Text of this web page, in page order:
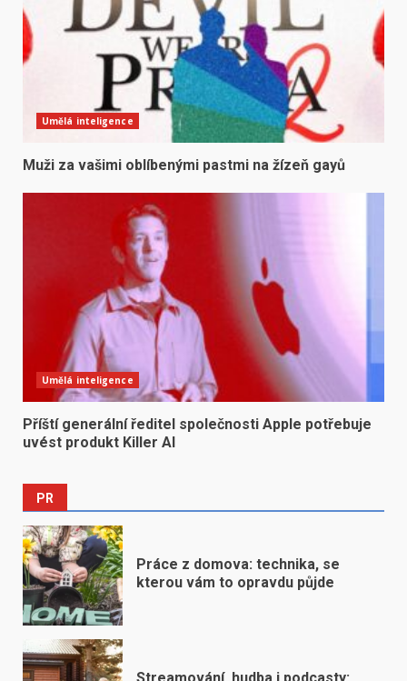
Umělá inteligence
Muži za vašimi oblíbenými pastmi na žízeň gayů
Umělá inteligence
Příští generální ředitel společnosti Apple potřebuje
uvést produkt Killer AI
PR
Práce z domova: technika, se
kterou vám to opravdu půjde
Streamování, hudba i podcasty: